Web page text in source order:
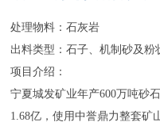
处理物料：石灰岩
出料类型：石子、机制砂及粉
项目介绍：
宁夏城发矿业年产600万吨砂
1.68亿，使用中誉鼎力整套矿